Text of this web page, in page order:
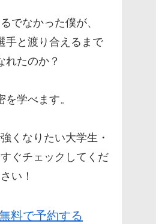
でなかった僕が、
手と渡り合えるまで
れたのか？
を学べます。
くなりたい大学生・
ぐチェックしてくだ
さい！
料で予約する